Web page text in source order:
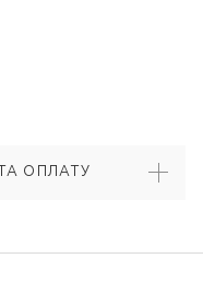
ОПЛАТУ